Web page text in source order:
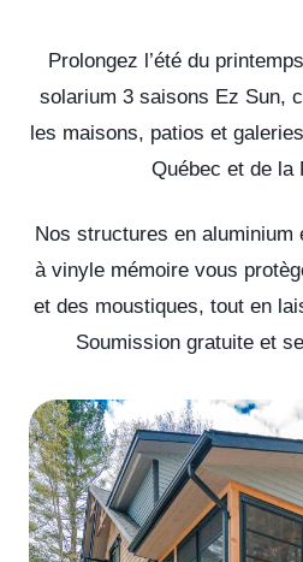
Prolongez l’été du
solarium 3 saisons Ez Sun,
les maisons, patios et
Québec et de la
Nos structures en aluminium
à vinyle mémoire vous
et des moustiques, tout en
Soumission gratuite et